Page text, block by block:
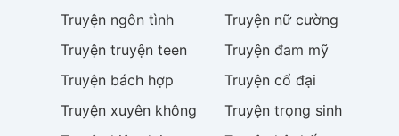
Truyện ngôn tình Truyện nữ cường
Truyện truyện teen Truyện đam mỹ
Truyện bách hợp Truyện cổ đại
Truyện xuyên không Truyện trọng sinh